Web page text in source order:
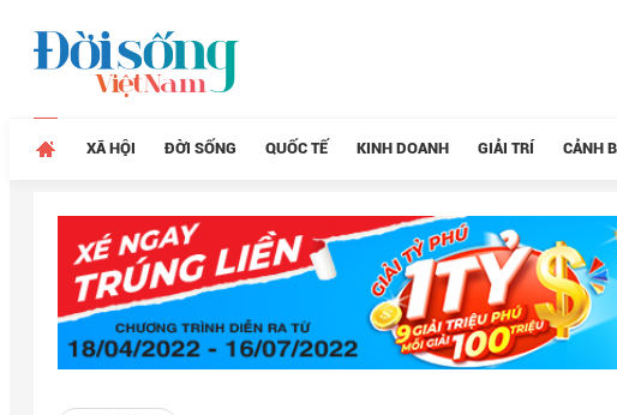
XÃ HỘI ĐỜI SỐNG QUỐC TẾ KINH DOANH GIẢI TRÍ CẢNH